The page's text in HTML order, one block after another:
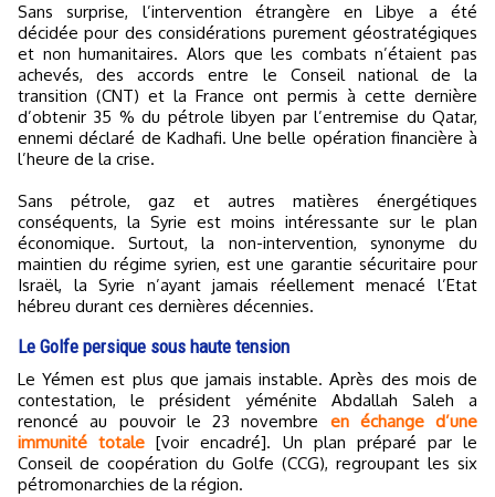
Sans surprise, l’intervention étrangère en Libye a été
décidée pour des considérations purement géostratégiques
et non humanitaires. Alors que les combats n’étaient pas
achevés, des accords entre le Conseil national de la
transition (CNT) et la France ont permis à cette dernière
d’obtenir 35 % du pétrole libyen par l’entremise du Qatar,
ennemi déclaré de Kadhafi. Une belle opération financière à
l’heure de la crise.
Sans pétrole, gaz et autres matières énergétiques
conséquents, la Syrie est moins intéressante sur le plan
économique. Surtout, la non-intervention, synonyme du
maintien du régime syrien, est une garantie sécuritaire pour
Israël, la Syrie n’ayant jamais réellement menacé l’Etat
hébreu durant ces dernières décennies.
Le Golfe persique sous haute tension
Le Yémen est plus que jamais instable. Après des mois de
contestation, le président yéménite Abdallah Saleh a
renoncé au pouvoir le 23 novembre en échange d’une
immunité totale [voir encadré]. Un plan préparé par le
Conseil de coopération du Golfe (CCG), regroupant les six
pétromonarchies de la région.